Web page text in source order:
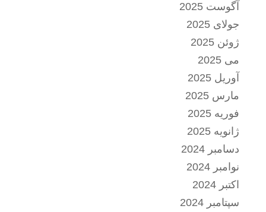
آگوست 2025
جولای 2025
ژوئن 2025
می 2025
آوریل 2025
مارس 2025
فوریه 2025
ژانویه 2025
دسامبر 2024
نوامبر 2024
اکتبر 2024
سپتامبر 2024